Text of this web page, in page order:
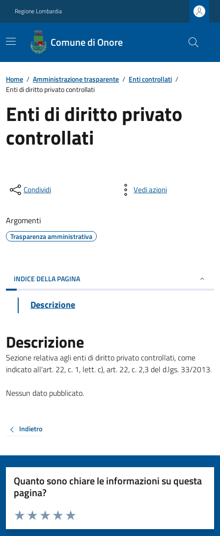
Regione Lombardia
Comune di Onore
Home / Amministrazione trasparente / Enti controllati /
Enti di diritto privato controllati
Enti di diritto privato
controllati
Condividi Vedi azioni
Argomenti
Trasparenza amministrativa
INDICE DELLA PAGINA
Descrizione
Descrizione
Sezione relativa agli enti di diritto privato controllati, come
indicato all'art. 22, c. 1, lett. c), art. 22, c. 2,3 del d.lgs. 33/2013.
Nessun dato pubblicato.
Indietro
Quanto sono chiare le informazioni su questa
pagina?
Valuta da 1 a 5 stelle la pagina
Valuta 5 stelle su 5
Valuta 4 stelle su 5
Valuta 3 stelle su 5
Valuta 2 stelle su 5
Valuta 1 stelle su 5